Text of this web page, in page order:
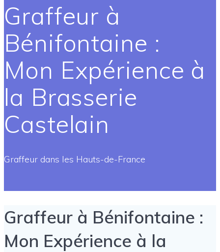
Graffeur à
Bénifontaine :
Mon Expérience à
la Brasserie
Castelain
Graffeur dans les Hauts-de-France
Graffeur à Bénifontaine :
Mon Expérience à la